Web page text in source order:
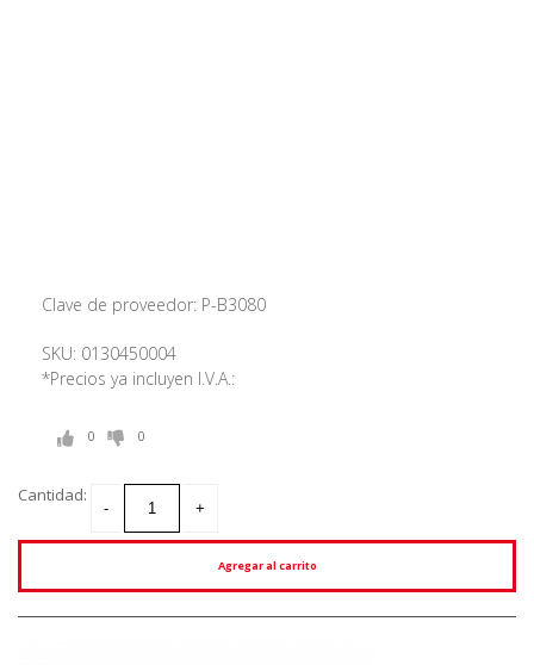
Clave de proveedor: P-B3080
SKU: 0130450004
*Precios ya incluyen I.V.A.:
0 0
Cantidad:
Agregar al carrito